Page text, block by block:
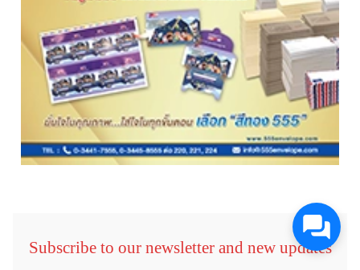
Subscribe to our newsletter and new updates